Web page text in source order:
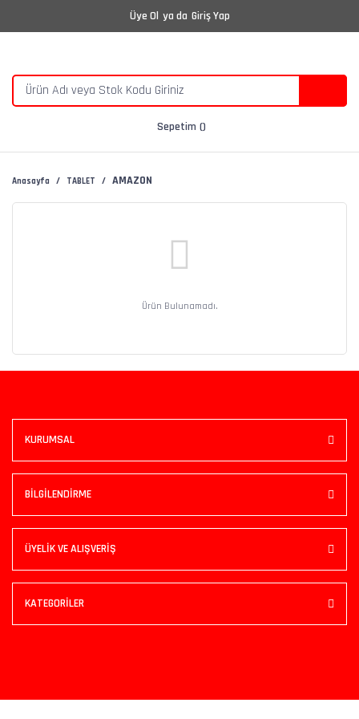
Üye Ol ya da Giriş Yap
Sepetim
Anasayfa TABLET AMAZON
Ürün Bulunamadı.
KURUMSAL
BİLGİLENDİRME
ÜYELİK VE ALIŞVERİŞ
KATEGORİLER